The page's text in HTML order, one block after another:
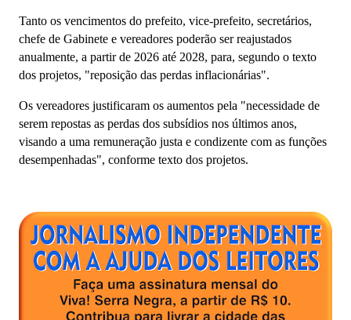
Tanto os vencimentos do prefeito, vice-prefeito, secretários,
chefe de Gabinete e vereadores poderão ser reajustados
anualmente, a partir de 2026 até 2028, para, segundo o texto
dos projetos, "reposição das perdas inflacionárias".
Os vereadores justificaram os aumentos pela "necessidade de
serem repostas as perdas dos subsídios nos últimos anos,
visando a uma remuneração justa e condizente com as funções
desempenhadas", conforme texto dos projetos.